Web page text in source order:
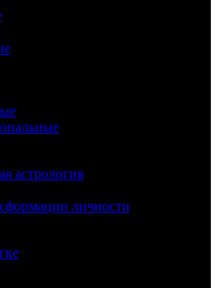
астрология
личности